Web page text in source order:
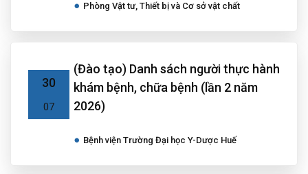
Phòng Vật tư, Thiết bị và Cơ sở vật chất
30
07
(Đào tạo) Danh sách người thực hành
khám bệnh, chữa bệnh (lần 2 năm
2026)
Bệnh viện Trường Đại học Y-Dược Huế